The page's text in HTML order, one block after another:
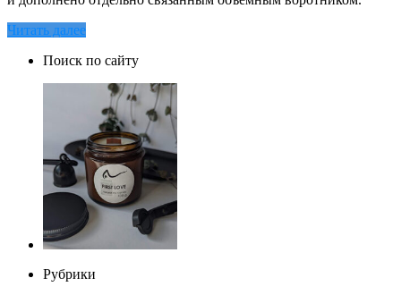
Читать далее
Поиск по сайту
Рубрики